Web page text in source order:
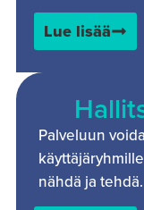
Lue lisää
Palveluun
nähdä ja tehdä.